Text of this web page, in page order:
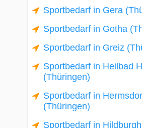
Sportbedarf in Gera
Sportbedarf in Gotha
Sportbedarf in Greiz
Sportbedarf in Heilbad
(Thüringen)
Sportbedarf in
(Thüringen)
Sportbedarf in